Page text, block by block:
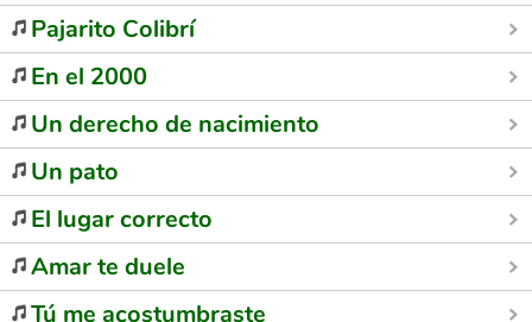
Pajarito Colibrí
En el 2000
Un derecho de nacimiento
Un pato
El lugar correcto
Amar te duele
Tú me acostumbraste